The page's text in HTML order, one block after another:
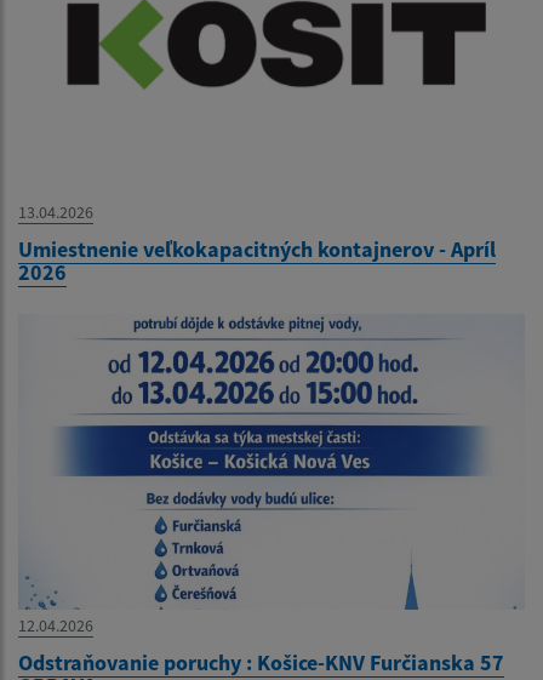
13.04.2026
Umiestnenie veľkokapacitných kontajnerov - Apríl
2026
12.04.2026
Odstraňovanie poruchy : Košice-KNV Furčianska 57